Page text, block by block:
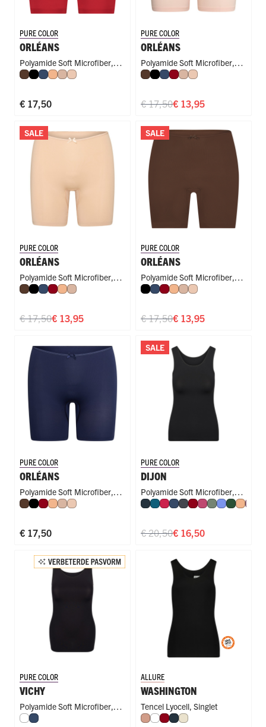
PURE COLOR
ORLÉANS
Polyamide Soft Microfiber,
Long Short
Espresso
Zwart
Donkerblauw
Perzik
Caffè Latte
Nude
€ 17,50
PURE COLOR
ORLÉANS
Polyamide Soft Microfiber,
Long Short
Espresso
Zwart
Donkerblauw
Donkerrood
Caffè Latte
Nude
€ 13,95
€ 17,50
SALE
PURE COLOR
ORLÉANS
Polyamide Soft Microfiber,
Long Short
Espresso
Zwart
Donkerblauw
Donkerrood
PerzikCaffè Latte
€ 13,95
€ 17,50
SALE
PURE COLOR
ORLÉANS
Polyamide Soft Microfiber,
Long Short
Zwart
Donkerblauw
Donkerrood
Perzik
Caffè Latte
Nude
€ 13,95
€ 17,50
PURE COLOR
ORLÉANS
Polyamide Soft Microfiber,
Long Short
Espresso
Zwart
Donkerrood
Perzik
Caffè Latte
Nude
€ 17,50
SALE
PURE COLOR
DIJON
Polyamide Soft Microfiber,
Singlet
NavyPetrol
RoodDonkerblauw
Donkergrijs
Donkerrood
Fuchsia
Olijf Perzik
€ 16,50
€ 20,50
PURE COLOR
VICHY
Polyamide Soft Microfiber,
Beide Kanten Draagbaar
WitDonkerblauw
ALLURE
WASHINGTON
Tencel Lyocell, Singlet
Misty Rose
WitDonkerrood
NavyIvoor